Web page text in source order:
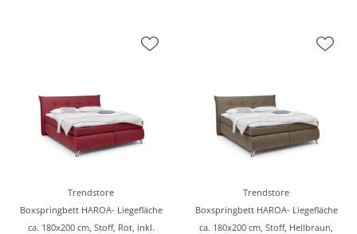
Trendstore
Boxspringbett HAROA- Liegefläche
ca. 180x200 cm, Stoff, Rot, inkl.
Trendstore
Boxspringbett HAROA- Liegefläche
ca. 180x200 cm, Stoff, Hellbraun,